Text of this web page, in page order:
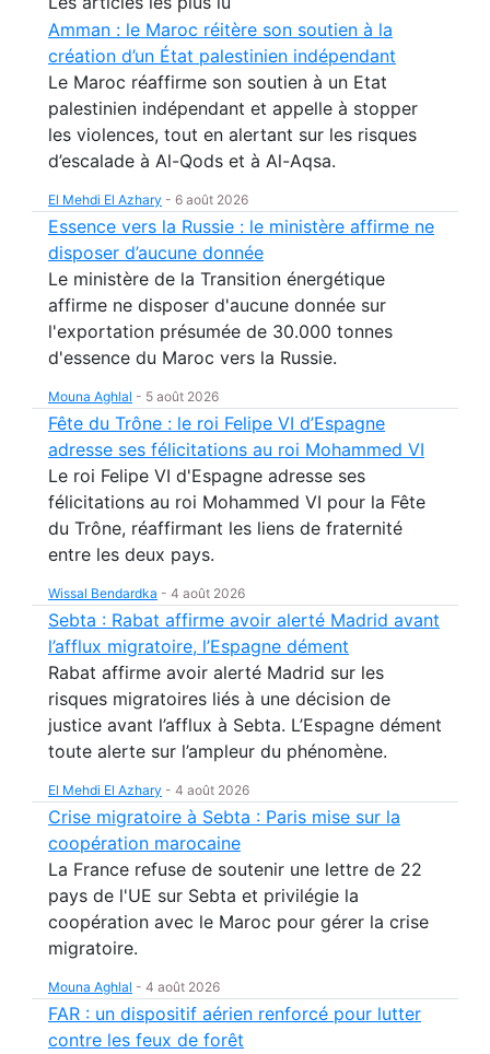
Amman : le Maroc réitère son soutien à la
création d’un État palestinien indépendant
Le Maroc réaffirme son soutien à un Etat
palestinien indépendant et appelle à stopper
les violences, tout en alertant sur les risques
d’escalade à Al-Qods et à Al-Aqsa.
El Mehdi El Azhary - 6 août 2026
Essence vers la Russie : le ministère affirme ne
disposer d’aucune donnée
Le ministère de la Transition énergétique
affirme ne disposer d'aucune donnée sur
l'exportation présumée de 30.000 tonnes
d'essence du Maroc vers la Russie.
Mouna Aghlal - 5 août 2026
Fête du Trône : le roi Felipe VI d’Espagne
adresse ses félicitations au roi Mohammed VI
Le roi Felipe VI d'Espagne adresse ses
félicitations au roi Mohammed VI pour la Fête
du Trône, réaffirmant les liens de fraternité
entre les deux pays.
Wissal Bendardka - 4 août 2026
Sebta : Rabat affirme avoir alerté Madrid avant
l’afflux migratoire, l’Espagne dément
Rabat affirme avoir alerté Madrid sur les
risques migratoires liés à une décision de
justice avant l’afflux à Sebta. L’Espagne dément
toute alerte sur l’ampleur du phénomène.
El Mehdi El Azhary - 4 août 2026
Crise migratoire à Sebta : Paris mise sur la
coopération marocaine
La France refuse de soutenir une lettre de 22
pays de l'UE sur Sebta et privilégie la
coopération avec le Maroc pour gérer la crise
migratoire.
Mouna Aghlal - 4 août 2026
FAR : un dispositif aérien renforcé pour lutter
contre les feux de forêt